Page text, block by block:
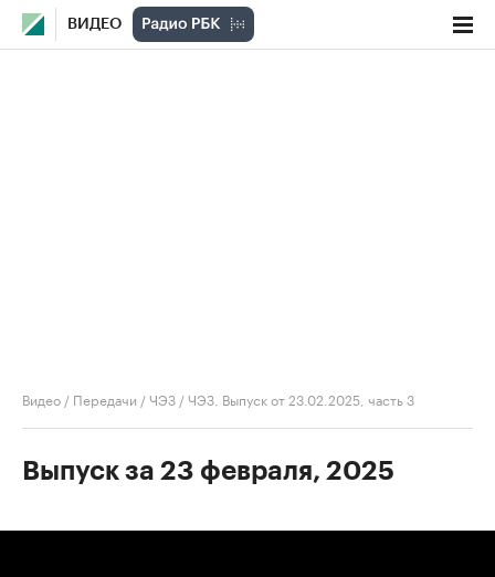
ВИДЕО
Видео / Передачи /ЧЭЗ /ЧЭЗ. Выпуск от 23.02.2025, часть 3
Выпуск за 23 февраля, 2025